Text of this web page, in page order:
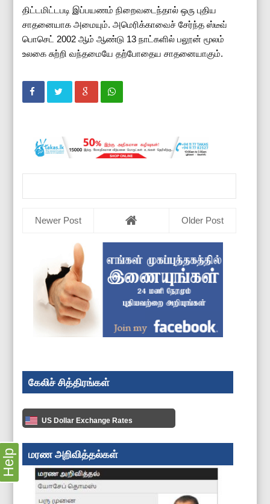
திட்­ட­மிட்­ட­படி இப்­ப­யணம் நிறை­வ­டைந்தால் ஒரு புதிய
சாத­னை­யாக அமையும். அமெ­ரிக்­காவைச் சேர்ந்த ஸ்டீவ்
பொசெட் 2002 ஆம் ஆண்டு 13 நாட்களில் பலூன் மூலம்
உலகை சுற்றி வந்தமையே தற்போதைய சாதனையாகும்.
Newer Post Older Post
கேலிச் சித்திரங்கள்
US Dollar Exchange Rates
மரண அறிவித்தல்கள்
Help